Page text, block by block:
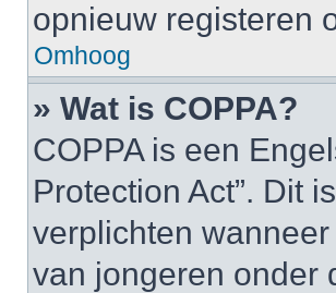
opnieuw registeren
Omhoog
» Wat is COPPA?
COPPA is een
Protection Act”. Dit
verplichten
van jongeren onder